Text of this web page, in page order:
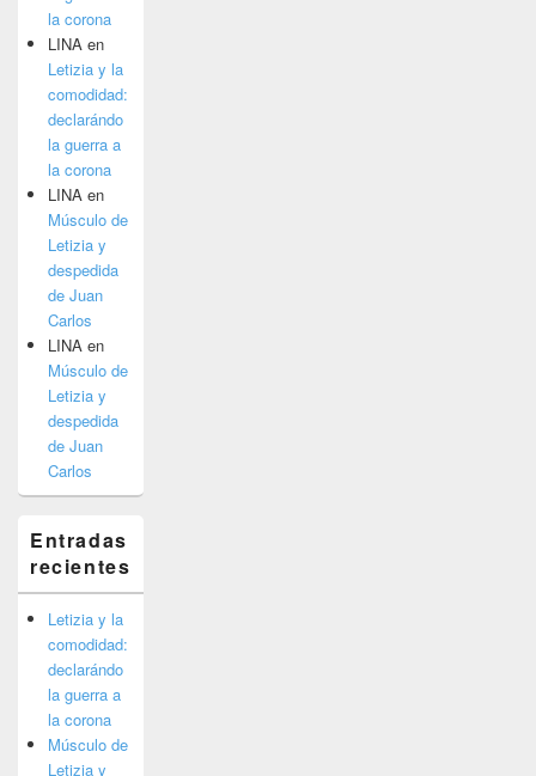
la corona
LINA en
Letizia y la
comodidad:
declarándo
la guerra a
la corona
LINA en
Músculo de
Letizia y
despedida
de Juan
Carlos
LINA en
Músculo de
Letizia y
despedida
de Juan
Carlos
Entradas
recientes
Letizia y la
comodidad:
declarándo
la guerra a
la corona
Músculo de
Letizia y